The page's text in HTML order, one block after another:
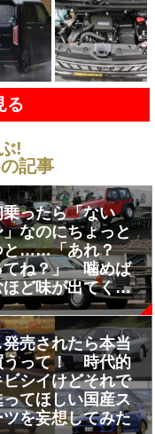
る
!
記事
乗ったら「ない
」なのにちょっと
と……「あれ？
てね？」 噛めば
ほど味が出てくる
ルメ」グルマ３台
発売されたら本当
うって！ 時代的
ビシイけどそれで
ってほしい国産ス
ツを妄想してみた